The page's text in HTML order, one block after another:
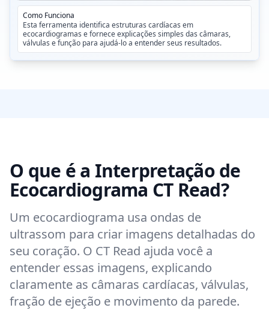
Como Funciona
Esta ferramenta identifica estruturas cardíacas em
ecocardiogramas e fornece explicações simples das câmaras,
válvulas e função para ajudá-lo a entender seus resultados.
O que é a Interpretação de
Ecocardiograma CT Read?
Um ecocardiograma usa ondas de
ultrassom para criar imagens detalhadas do
seu coração. O CT Read ajuda você a
entender essas imagens, explicando
claramente as câmaras cardíacas, válvulas,
fração de ejeção e movimento da parede.